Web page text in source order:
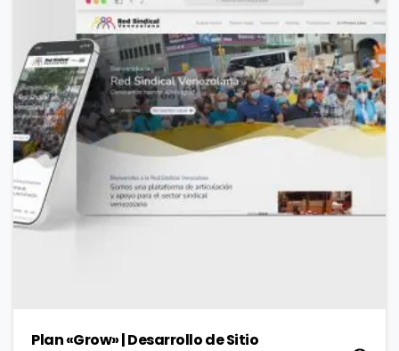
Plan «Grow» | Desarrollo de Sitio